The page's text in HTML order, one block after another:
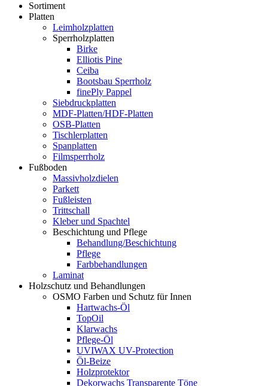
Sortiment
Platten
Leimholzplatten
Sperrholzplatten
Birke
Elliotis Pine
Ceiba
Bootsbau Sperrholz
finePly Pappel
Siebdruckplatten
MDF-Platten/HDF-Platten
OSB-Platten
Tischlerplatten
Spanplatten
Filmsperrholz
Fußboden
Massivholzdielen
Parkett
Fußleisten
Trittschall
Kleber und Spachtel
Beschichtung und Pflege
Behandlung/Beschichtung
Pflege
Farbbehandlungen
Laminat
Holzschutz und Behandlungen
OSMO Farben und Schutz für Innen
Hartwachs-Öl
TopOil
Klarwachs
Pflege-Öl
UVIWAX UV-Protection
Öl-Beize
Holzprotektor
Dekorwachs Transparente Töne